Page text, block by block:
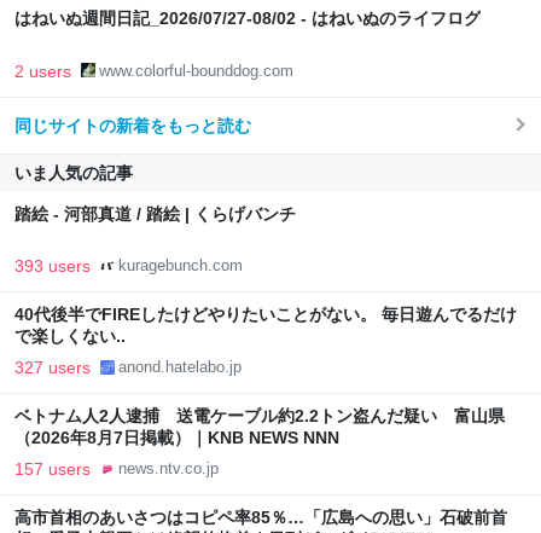
はねいぬ週間日記_2026/07/27-08/02 - はねいぬのライフログ
2 users www.colorful-bounddog.com
同じサイトの新着をもっと読む
いま人気の記事
踏絵 - 河部真道 / 踏絵 | くらげバンチ
393 users kuragebunch.com
40代後半でFIREしたけどやりたいことがない。 毎日遊んでるだけ
で楽しくない..
327 users anond.hatelabo.jp
ベトナム人2人逮捕 送電ケーブル約2.2トン盗んだ疑い 富山県
（2026年8月7日掲載）｜KNB NEWS NNN
157 users news.ntv.co.jp
高市首相のあいさつはコピペ率85％…「広島への思い」石破前首